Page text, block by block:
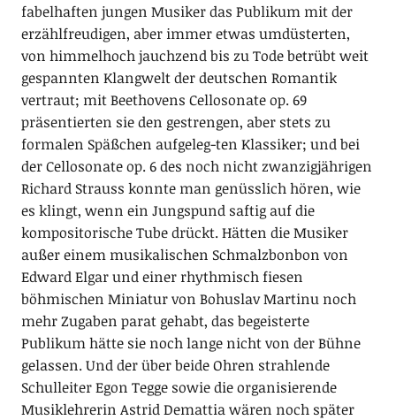
fabelhaften jungen Musiker das Publikum mit der
erzählfreudigen, aber immer etwas umdüsterten,
von himmelhoch jauchzend bis zu Tode betrübt weit
gespannten Klangwelt der deutschen Romantik
vertraut; mit Beethovens Cellosonate op. 69
präsentierten sie den gestrengen, aber stets zu
formalen Späßchen aufgeleg-ten Klassiker; und bei
der Cellosonate op. 6 des noch nicht zwanzigjährigen
Richard Strauss konnte man genüsslich hören, wie
es klingt, wenn ein Jungspund saftig auf die
kompositorische Tube drückt. Hätten die Musiker
außer einem musikalischen Schmalzbonbon von
Edward Elgar und einer rhythmisch fiesen
böhmischen Miniatur von Bohuslav Martinu noch
mehr Zugaben parat gehabt, das begeisterte
Publikum hätte sie noch lange nicht von der Bühne
gelassen. Und der über beide Ohren strahlende
Schulleiter Egon Tegge sowie die organisierende
Musiklehrerin Astrid Demattia wären noch später